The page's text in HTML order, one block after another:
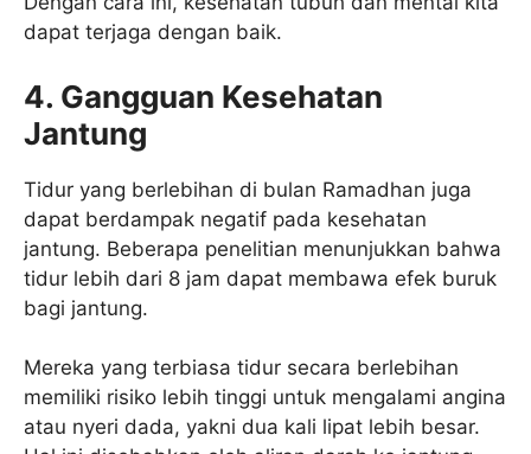
dapat terjaga dengan baik.
4. Gangguan Kesehatan
Jantung
Tidur yang berlebihan di bulan Ramadhan juga
dapat berdampak negatif pada kesehatan
jantung. Beberapa penelitian menunjukkan bahwa
tidur lebih dari 8 jam dapat membawa efek buruk
bagi jantung.
Mereka yang terbiasa tidur secara berlebihan
memiliki risiko lebih tinggi untuk mengalami angina
atau nyeri dada, yakni dua kali lipat lebih besar.